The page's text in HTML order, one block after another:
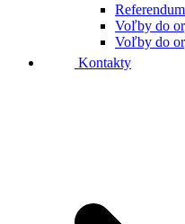
Voľby do
Voľby do
Kontakty